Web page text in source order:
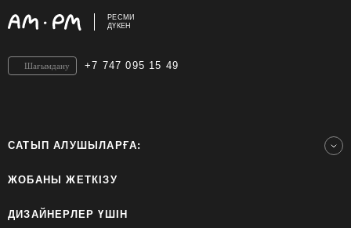
РЕСМИ
ДҮКЕН
+7 747 095 15 49
Шағымдану
САТЫП АЛУШЫЛАРҒА:
ЖОБАНЫ ЖЕТКІЗУ
ДИЗАЙНЕРЛЕР ҮШІН